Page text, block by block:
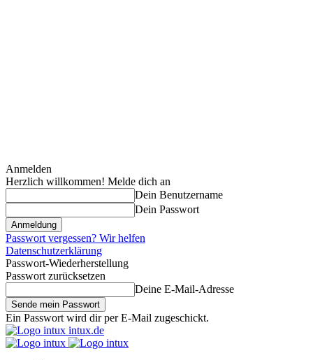
Anmelden
Herzlich willkommen! Melde dich an
Dein Benutzername
Dein Passwort
Passwort vergessen? Wir helfen
Datenschutzerklärung
Passwort-Wiederherstellung
Passwort zurücksetzen
Deine E-Mail-Adresse
Ein Passwort wird dir per E-Mail zugeschickt.
intux.de